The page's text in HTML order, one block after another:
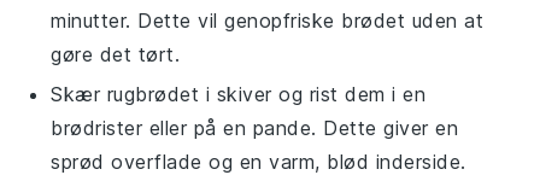
minutter. Dette vil genopfriske brødet uden at
gøre det tørt.
Skær rugbrødet i skiver og rist dem i en
brødrister eller på en pande. Dette giver en
sprød overflade og en varm, blød inderside.